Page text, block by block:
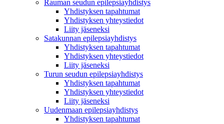
Rauman seudun epilepsiayhdistys
Yhdistyksen tapahtumat
Yhdistyksen yhteystiedot
Liity jäseneksi
Satakunnan epilepsiayhdistys
Yhdistyksen tapahtumat
Yhdistyksen yhteystiedot
Liity jäseneksi
Turun seudun epilepsiayhdistys
Yhdistyksen tapahtumat
Yhdistyksen yhteystiedot
Liity jäseneksi
Uudenmaan epilepsiayhdistys
Yhdistyksen tapahtumat